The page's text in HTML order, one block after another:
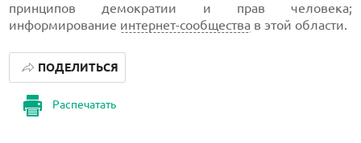
принципов демократии и прав человека;
информирование интернет-сообщества в этой области.
Распечатать
ПОДЕЛИТЬСЯ